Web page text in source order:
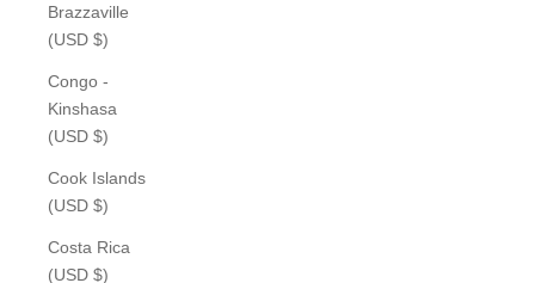
Brazzaville
(USD $)
Congo -
Kinshasa
(USD $)
Cook Islands
(USD $)
Costa Rica
(USD $)